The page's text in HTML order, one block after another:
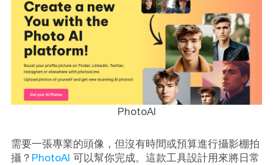
PhotoAI
需要一張專業的頭像，但沒有時間或預算進行攝影棚拍
攝？ PhotoAI 可以幫你完成。這款工具設計用來將日常